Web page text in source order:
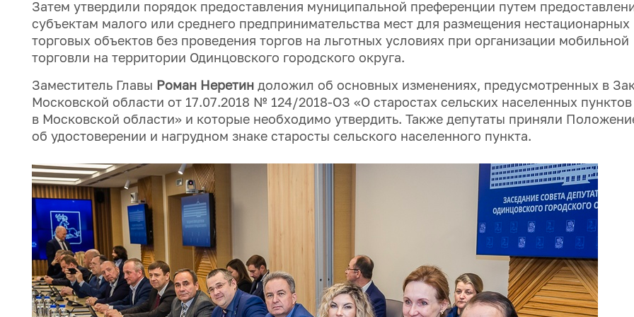
Затем утвердили порядок предоставления муниципальной преференции путем
субъектам малого или среднего предпринимательства мест для размещения нестационарных
торговых объектов без проведения торгов на льготных условиях при организации мобильной
торговли на территории Одинцовского городского округа.
Заместитель Главы Роман Неретиндоложил об основных изменениях, предусмотренных в
Московской области от 17.07.2018 № 124/2018-ОЗ «О старостах сельских населенных пунктов
в Московской области» и которые необходимо утвердить. Также депутаты приняли
об удостоверении и нагрудном знаке старосты сельского населенного пункта.